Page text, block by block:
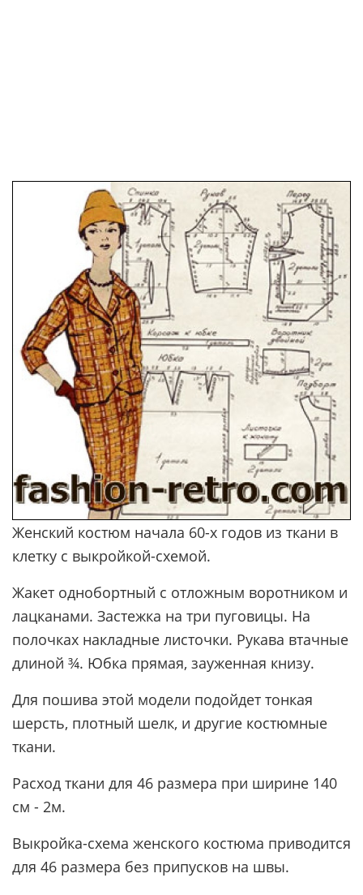
Женский костюм начала 60-х годов из ткани в
клетку с выкройкой-схемой.
Жакет однобортный с отложным воротником и
лацканами. Застежка на три пуговицы. На
полочках накладные листочки. Рукава втачные
длиной ¾. Юбка прямая, зауженная книзу.
Для пошива этой модели подойдет тонкая
шерсть, плотный шелк, и другие костюмные
ткани.
Расход ткани для 46 размера при ширине 140
см - 2м.
Выкройка-схема женского костюма приводится
для 46 размера без припусков на швы.